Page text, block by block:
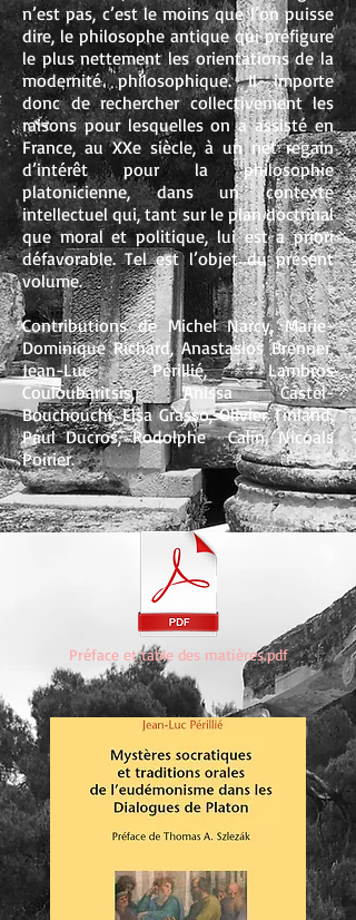
n’est pas, c’est le moins que l’on puisse
dire, le philosophe antique qui préfigure
le plus nettement les orientations de la
modernité philosophique. Il importe
donc de rechercher collectivement les
raisons pour lesquelles on a assisté en
France, au XXe siècle, à un net regain
d’intérêt pour la philosophie
platonicienne, dans un contexte
intellectuel qui, tant sur le plan doctrinal
que moral et politique, lui est a priori
défavorable. Tel est l’objet du présent
volume.
Contributions de Michel Narcy, Marie-
Dominique Richard, Anastasios Brenner,
Jean-Luc Périllié, Lambros
Couloubaritsis, Anissa Castel-
Bouchouchi, Elsa Grasso, Olivier Tinland,
Paul Ducros, Rodolphe Calin, Nicoals
Poirier.
Préface et table des matières.pdf